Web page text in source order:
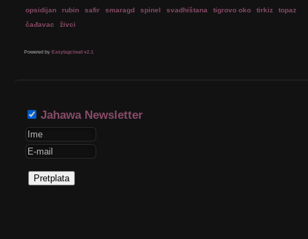
opsidijan
rubin safir smaragd spinel svadhištana tigrovo oko tirkiz
topaz
čađavac
živci
Powered by Easytagcloud v2.1
Jahawa Newsletter